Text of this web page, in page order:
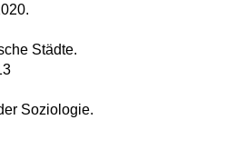
Städte.
Soziologie.